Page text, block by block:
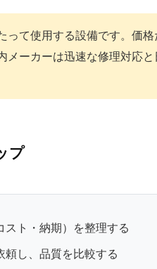
て使用する設備です。価格
メーカーは迅速な修理対応
プ
ト・納期）を整理する
し、品質を比較する